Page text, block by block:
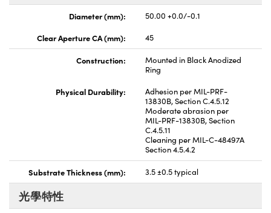
Diameter (mm):
50.00 +0.0/-0.1
Clear Aperture CA (mm):
45
Construction:
Mounted in Black Anodized
Ring
Physical Durability:
Adhesion per MIL-PRF-
13830B, Section C.4.5.12
Moderate abrasion per
MIL-PRF-13830B, Section
C.4.5.11
Cleaning per MIL-C-48497A
Section 4.5.4.2
Substrate Thickness (mm): 3.5 ±0.5 typical
光學特性